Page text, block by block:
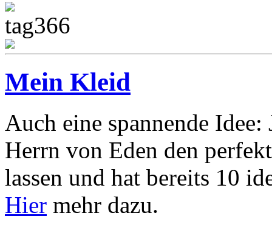
Mein Kleid
Auch eine spannende
Herrn von Eden den
lassen und hat bereits 10
Hier mehr dazu.